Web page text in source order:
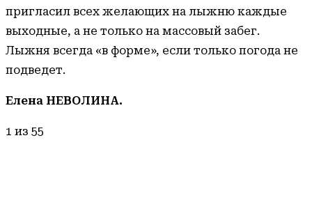
пригласил всех желающих на лыжню каждые
выходные, а не только на массовый забег.
Лыжня всегда «в форме», если только погода не
подведет.
Елена НЕВОЛИНА.
1 из 55